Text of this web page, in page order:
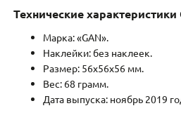
Технические характеристики
Марка: «GAN».
Наклейки: без наклеек.
Размер: 56x56x56 мм.
Вес: 68 грамм.
Дата выпуска: ноябрь 2019